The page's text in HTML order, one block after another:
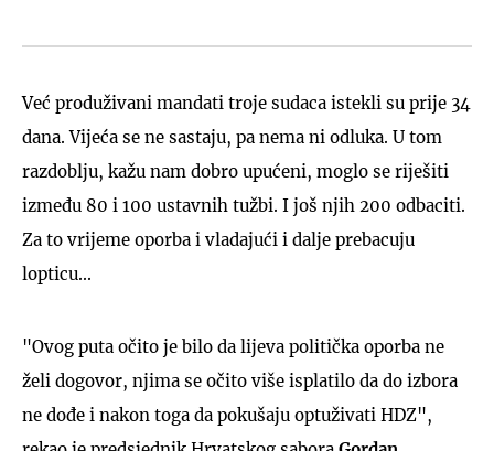
Već produživani mandati troje sudaca istekli su prije 34
dana. Vijeća se ne sastaju, pa nema ni odluka. U tom
razdoblju, kažu nam dobro upućeni, moglo se riješiti
između 80 i 100 ustavnih tužbi. I još njih 200 odbaciti.
Za to vrijeme oporba i vladajući i dalje prebacuju
lopticu...
"Ovog puta očito je bilo da lijeva politička oporba ne
želi dogovor, njima se očito više isplatilo da do izbora
ne dođe i nakon toga da pokušaju optuživati HDZ",